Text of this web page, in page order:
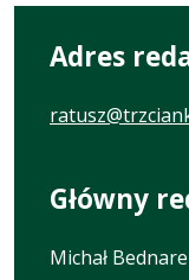
Adres
Główny
Michał